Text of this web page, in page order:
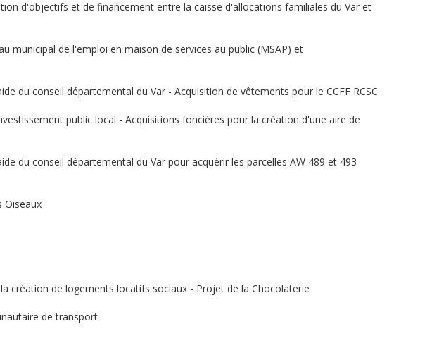
d'objectifs et de financement entre la caisse d'allocations familiales du Var et
municipal de l'emploi en maison de services au public (MSAP) et
du conseil départemental du Var - Acquisition de vêtements pour le CCFF RCSC
public local - Acquisitions foncières pour la création d'une aire de
du conseil départemental du Var pour acquérir les parcelles AW 489 et 493
Oiseaux
création de logements locatifs sociaux - Projet de la Chocolaterie
de transport